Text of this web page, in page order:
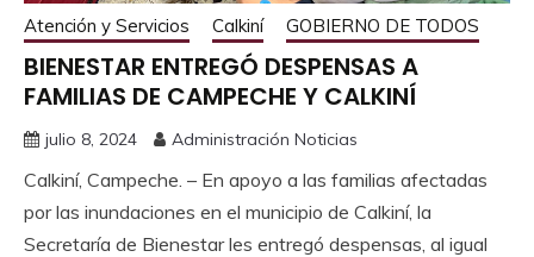
Atención y Servicios Calkiní GOBIERNO DE TODOS
BIENESTAR ENTREGÓ DESPENSAS A
FAMILIAS DE CAMPECHE Y CALKINÍ
julio 8, 2024 Administración Noticias
Calkiní, Campeche. – En apoyo a las familias afectadas
por las inundaciones en el municipio de Calkiní, la
Secretaría de Bienestar les entregó despensas, al igual